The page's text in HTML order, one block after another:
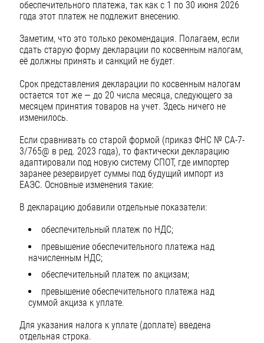
обеспечительного платежа, так как с 1 по 30 июня 2026
года этот платеж не подлежит внесению.
Заметим, что это только рекомендация. Полагаем, если
сдать старую форму декларации по косвенным налогам,
её должны принять и санкций не будет.
Срок представления декларации по косвенным налогам
остается тот же — до 20 числа месяца, следующего за
месяцем принятия товаров на учет. Здесь ничего не
изменилось.
Если сравнивать со старой формой (приказ ФНС № СА-7-
3/765@ в ред. 2023 года), то фактически декларацию
адаптировали под новую систему СПОТ, где импортер
заранее резервирует суммы под будущий импорт из
ЕАЭС. Основные изменения такие:
В декларацию добавили отдельные показатели:
обеспечительный платеж по НДС;
превышение обеспечительного платежа над
начисленным НДС;
обеспечительный платеж по акцизам;
превышение обеспечительного платежа над
суммой акциза к уплате.
Для указания налога к уплате (доплате) введена
отдельная строка.